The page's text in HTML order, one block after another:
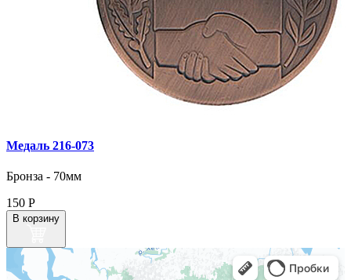
Медаль 216‑073
Бронза - 70мм
150 Р
В корзину